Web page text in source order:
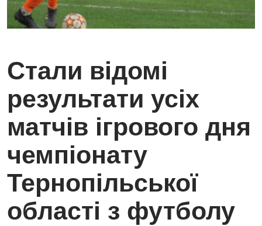
Стали відомі
результати усіх
матчів ігрового дня
чемпіонату
Тернопільської
області з футболу